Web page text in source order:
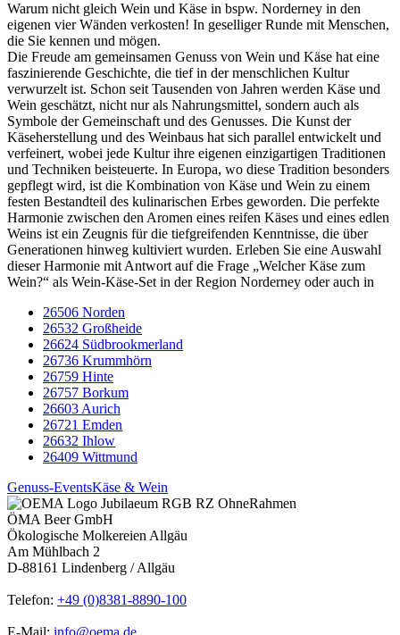
Warum nicht gleich Wein und Käse in bspw. Norderney in den
eigenen vier Wänden verkosten! In geselliger Runde mit Menschen,
die Sie kennen und mögen.
Die Freude am gemeinsamen Genuss von Wein und Käse hat eine
faszinierende Geschichte, die tief in der menschlichen Kultur
verwurzelt ist. Schon seit Tausenden von Jahren werden Käse und
Wein geschätzt, nicht nur als Nahrungsmittel, sondern auch als
Symbole der Gemeinschaft und des Genusses. Die Kunst der
Käseherstellung und des Weinbaus hat sich parallel entwickelt und
verfeinert, wobei jede Kultur ihre eigenen einzigartigen Traditionen
und Techniken beisteuerte. In Europa, wo diese Tradition besonders
gepflegt wird, ist die Kombination von Käse und Wein zu einem
festen Bestandteil des kulinarischen Erbes geworden. Die perfekte
Harmonie zwischen den Aromen eines reifen Käses und eines edlen
Weins ist ein Zeugnis für die tiefgreifenden Kenntnisse, die über
Generationen hinweg kultiviert wurden. Erleben Sie eine Auswahl
dieser Harmonie mit Antwort auf die Frage „Welcher Käse zum
Wein?“ als Wein-Käse-Set in der Region Norderney oder auch in
26506 Norden
26532 Großheide
26624 Südbrookmerland
26736 Krummhörn
26759 Hinte
26757 Borkum
26603 Aurich
26721 Emden
26632 Ihlow
26409 Wittmund
Genuss-EventsKäse & Wein
ÖMA Beer GmbH
Ökologische Molkereien Allgäu
Am Mühlbach 2
D-88161 Lindenberg / Allgäu
Telefon: +49 (0)8381-8890-100